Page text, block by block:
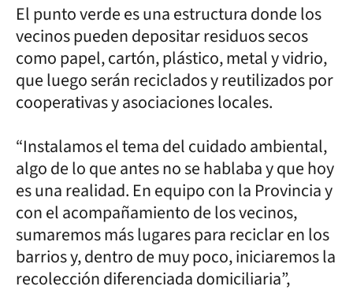
El punto verde es una estructura donde los
vecinos pueden depositar residuos secos
como papel, cartón, plástico, metal y vidrio,
que luego serán reciclados y reutilizados por
cooperativas y asociaciones locales.
“Instalamos el tema del cuidado ambiental,
algo de lo que antes no se hablaba y que hoy
es una realidad. En equipo con la Provincia y
con el acompañamiento de los vecinos,
sumaremos más lugares para reciclar en los
barrios y, dentro de muy poco, iniciaremos la
recolección diferenciada domiciliaria”,